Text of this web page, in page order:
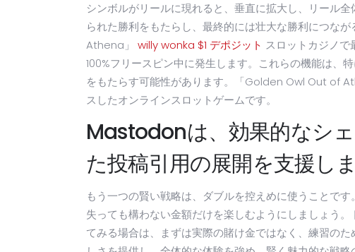
シンボルがリールに現れると、垂直に拡大し、リール
られた勝利をもたらし、最終的には壮大な勝利につな
Athena」 willy wonka $1 デポジット スロットカジノで
100%フリースピン中に発生します。これらの機能は、
をもたらす可能性があります。「Golden Owl Out of
スしたオンラインスロットゲームです。
Mastodonは、効果的なシ
た投稿引用の展開を支援し
もう一つの賢い戦略は、ダブルを控えめに使うことで
失っても構わない金額だけを楽しむようにしましょう
てみる場合は、まずは実際の賭け金ではなく、練習の